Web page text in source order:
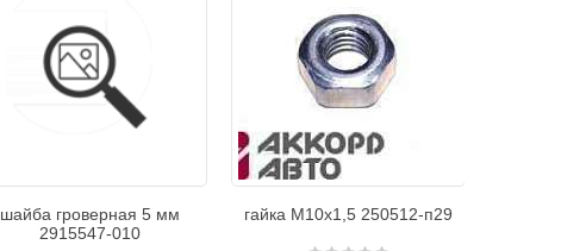
шайба гроверная 5 мм
2915547-010
гайка М10х1,5 250512-п29